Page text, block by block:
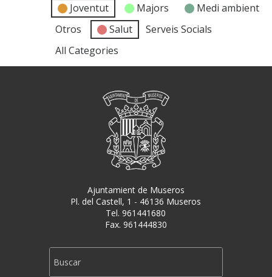
Joventut
Majors
Medi ambient
Otros
Salut
Serveis Socials
All Categories
Ajuntamient de Museros
Pl. del Castell, 1 - 46136 Museros
Tel. 961441680
Fax. 961444830